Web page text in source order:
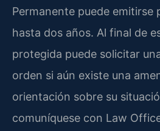
Permanente puede emitirse
hasta dos años. Al final de
protegida puede solicitar
orden si aún existe una
orientación sobre su
comuníquese con Law